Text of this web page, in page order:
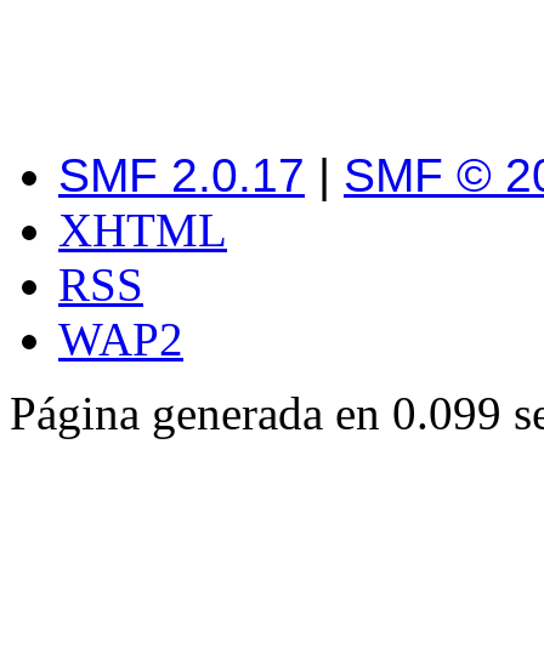
SMF 2.0.17 | SMF ©
XHTML
RSS
WAP2
Página generada en 0.099